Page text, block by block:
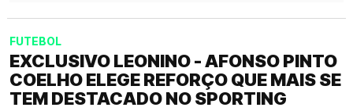
FUTEBOL
EXCLUSIVO LEONINO - AFONSO PINTO
COELHO ELEGE REFORÇO QUE MAIS SE
TEM DESTACADO NO SPORTING